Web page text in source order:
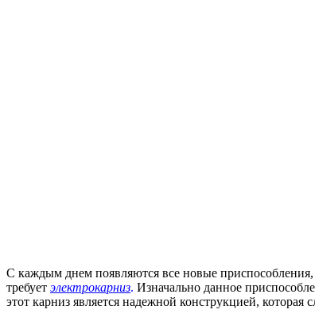
С каждым днем появляются все новые приспособления,
требует электрокарниз. Изначально данное
этот карниз является надежной конструкцией,